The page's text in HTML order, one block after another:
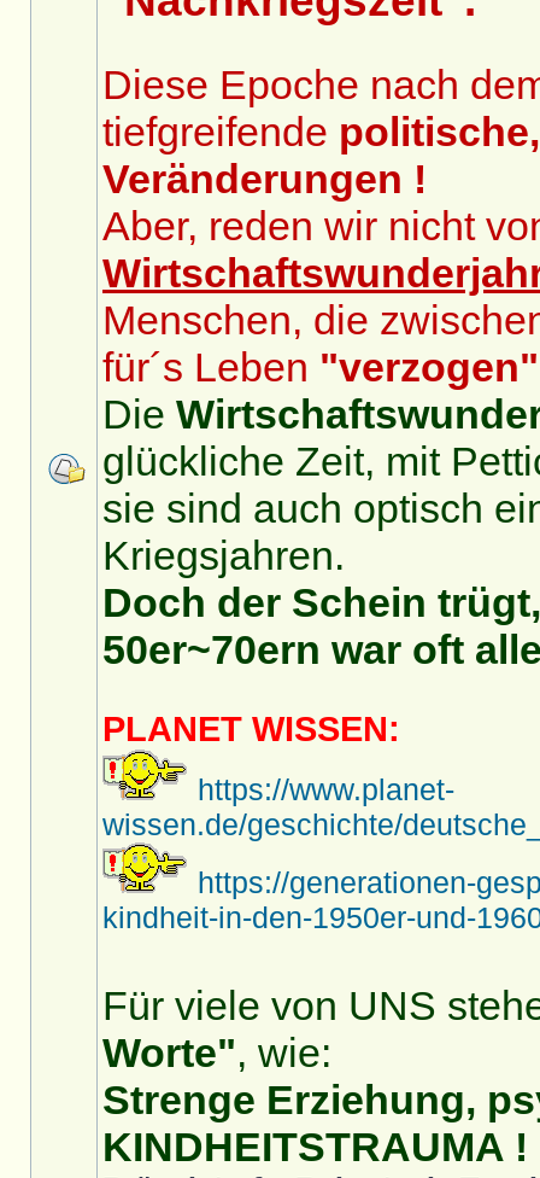
Diese Epoche nach
tiefgreifende
Veränderungen !
Aber, reden wir nicht
Menschen, die
für´s Leben "verzogen"
Die
glückliche Zeit, mit
sie sind auch optisch
Kriegsjahren.
Doch der Schein
50er~70ern war oft
PLANET WISSEN:
https://www.planet-
wissen.de/geschichte/
https://generationen-
kindheit-in-den-1950er-und-
Für viele von UNS
Worte", wie:
Strenge Erziehung,
KINDHEITSTRAUMA !